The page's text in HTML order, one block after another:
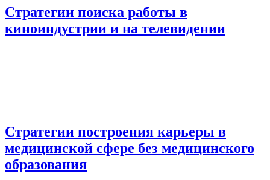
Стратегии поиска работы в
киноиндустрии и на телевидении
Стратегии построения карьеры в
медицинской сфере без медицинского
образования